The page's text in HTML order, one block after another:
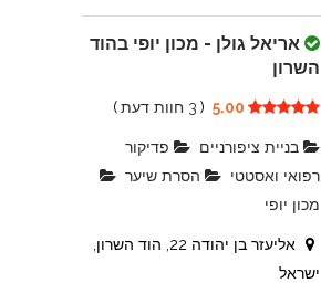
אריאל גולן - מכון יופי בהוד
השרון
5.00
( 3 חוות דעת )
בניית ציפורניים
פדיקור
רפואי ואסטטי
הסרת שיער
מכון יופי
אליעזר בן יהודה 22, הוד השרון,
ישראל